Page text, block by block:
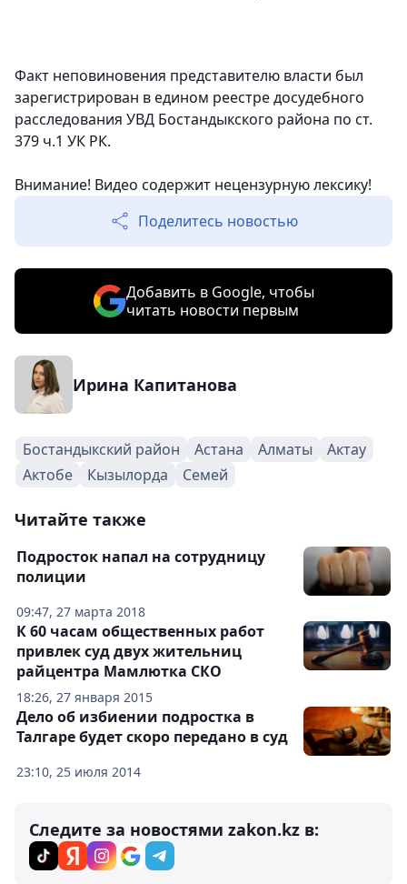
Факт неповиновения представителю власти был
зарегистрирован в едином реестре досудебного
расследования УВД Бостандыкского района по ст.
379 ч.1 УК РК.
Внимание! Видео содержит нецензурную лексику!
Поделитесь новостью
Добавить в Google, чтобы
читать новости первым
Ирина Капитанова
Бостандыкский район Астана Алматы
Актау
Актобе
Кызылорда Семей
Читайте также
09:47, 27 марта 2018
Подросток напал на сотрудницу
полиции
18:26, 27 января 2015
К 60 часам общественных работ
привлек суд двух жительниц
райцентра Мамлютка СКО
23:10, 25 июля 2014
Дело об избиении подростка в
Талгаре будет скоро передано в суд
Следите за новостями zakon.kz в: